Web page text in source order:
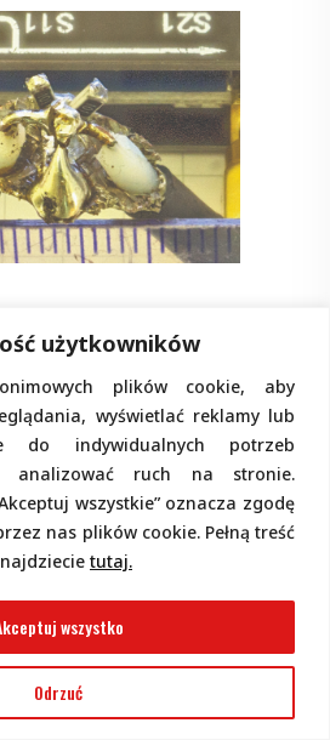
użytkowników
plików cookie, aby
wyświetlać reklamy lub
do indywidualnych potrzeb
analizować ruch na stronie.
wszystkie” oznacza zgodę
nas plików cookie. Pełną treść
tutaj.
Odrzuć
wszystko
za pomocą NanoVNA
niewiele gorszy niż
12 uzyskanych
kosztownych,
VNA. Przebieg
pokazuje, że przy
nieprzekraczalnym
jest szeregowa
0,88nH (która jak
przy częstotliwości
udałoby się trochę
przez jeszcze